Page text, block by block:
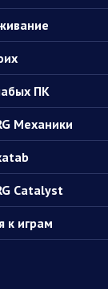
ПК
Механики
Catalyst
к играм